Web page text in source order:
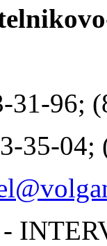
31-96;
35-04;
-